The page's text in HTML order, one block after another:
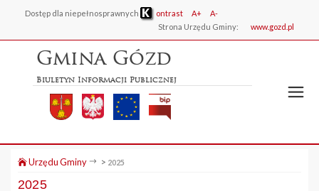
Dostęp dla niepełnosprawnych ontrast A+
A-
Strona Urzędu Gminy:
www.gozd.pl
Gmina Gózd
Biuletyn Informacji Publicznej
Urzędu Gminy > 2025
2025